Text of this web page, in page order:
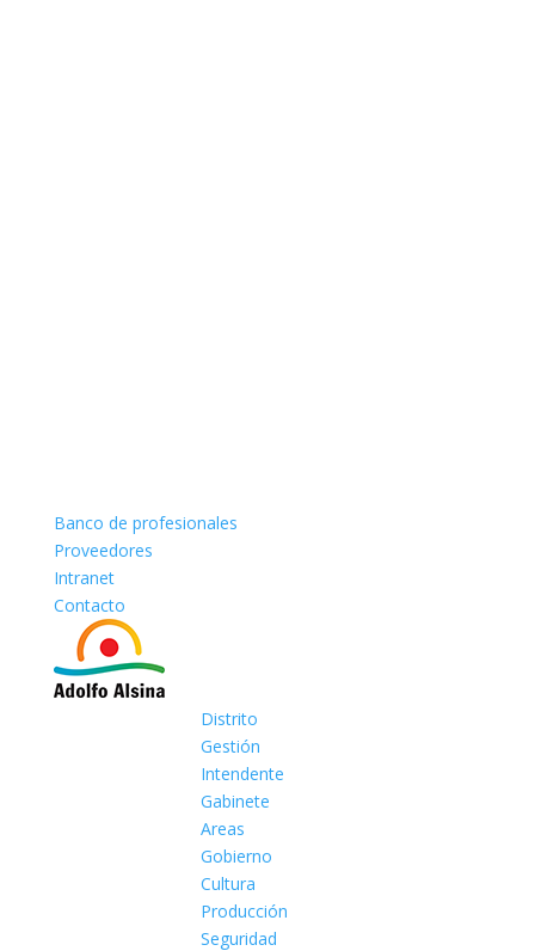
Banco de profesionales
Proveedores
Intranet
Contacto
Distrito
Gestión
Intendente
Gabinete
Areas
Gobierno
Cultura
Producción
Seguridad